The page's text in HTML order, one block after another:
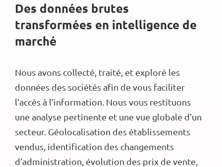
Des données brutes
transformées en intelligence de
marché
Nous avons collecté, traité, et exploré les
données des sociétés afin de vous faciliter
l’accès à l’information. Nous vous restituons
une analyse pertinente et une vue globale d’un
secteur. Géolocalisation des établissements
vendus, identification des changements
d’administration, évolution des prix de vente,